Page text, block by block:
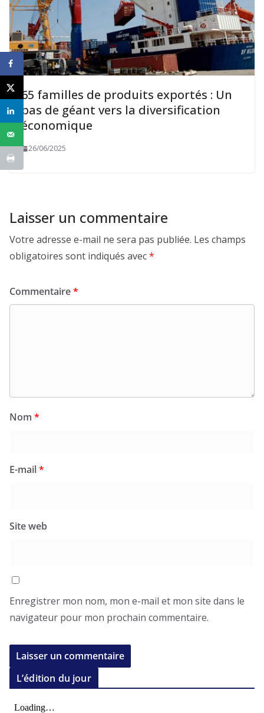
65 familles de produits exportés : Un
pas de géant vers la diversification
économique
26/06/2025
Laisser un commentaire
Votre adresse e-mail ne sera pas publiée. Les champs
obligatoires sont indiqués avec*
Commentaire*
Nom *
E-mail*
Site web
Enregistrer mon nom, mon e-mail et mon site dans le
navigateur pour mon prochain commentaire.
L’édition du jour